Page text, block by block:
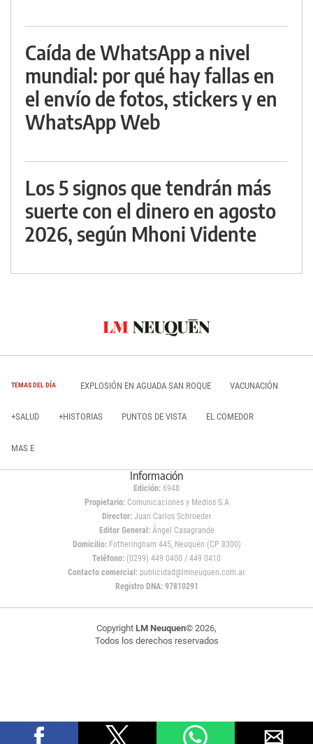
Caída de WhatsApp a nivel
mundial: por qué hay fallas en
el envío de fotos, stickers y en
WhatsApp Web
Los 5 signos que tendrán más
suerte con el dinero en agosto
2026, según Mhoni Vidente
TEMAS DEL DÍA EXPLOSIÓN EN AGUADA SAN ROQUE VACUNACIÓN
+SALUD +HISTORIAS PUNTOS DE VISTA EL COMEDOR
MAS E
Información
Edición: 6948
Propietario:Comunicaciones y Medios S.A
Director: Juan Carlos Schroeder
Editor General:Ángel Casagrande
Domicilio:Fotheringham 445, Neuquén (CP 8300)
Teléfono: (0299) 449 0400 / 449 0410
Contacto comercial: publicidad@lmneuquen.com.ar
Registro DNA: 97810291
Copyright LM Neuquen© 2026,
Todos los derechos reservados